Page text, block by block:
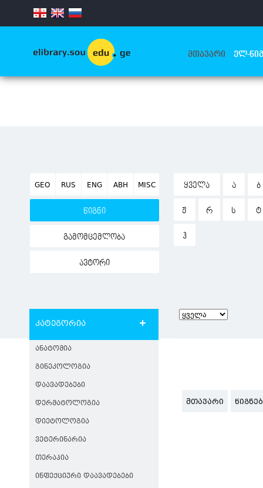
.
ᲛᲗᲐᲕᲐᲠᲘ ᲔᲚ-
GEO RUS ENG ABH MISC
წიგნი
გამომცემლობა
ავტორი
ᲧᲕᲔᲚᲐ Ა Ბ
Ჟ Რ Ს Ტ
Ჰ
კატეგორია
ᲐᲜᲐᲢᲝᲛᲘᲐ
ᲒᲘᲜᲔᲙᲝᲚᲝᲒᲘᲐ
ᲓᲐᲐᲕᲐᲓᲔᲑᲔᲑᲘ
ᲓᲔᲠᲛᲐᲢᲝᲚᲝᲒᲘᲐ
ᲓᲘᲔᲢᲝᲚᲝᲒᲘᲐ
ᲕᲔᲢᲔᲠᲘᲜᲐᲠᲘᲐ
ᲗᲔᲠᲐᲞᲘᲐ
ᲘᲜᲤᲔᲥᲪᲘᲣᲠᲘ ᲓᲐᲐᲕᲐᲓᲔᲑᲔᲑᲘ
ᲛᲗᲐᲕᲐᲠᲘ